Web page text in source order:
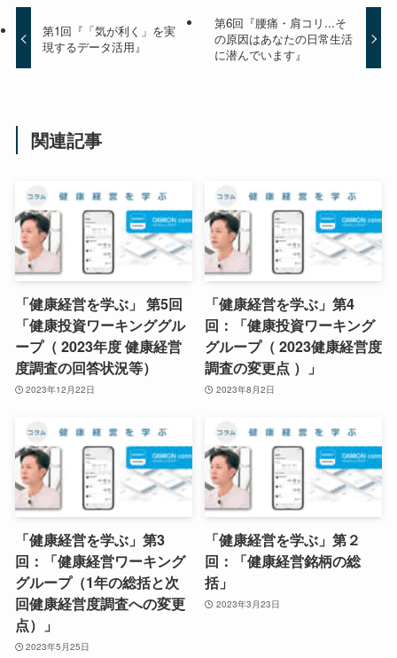
第1回『「気が利く」を実
現するデータ活用』
第6回『腰痛・肩コリ...そ
の原因はあなたの日常生活
に潜んでいます』
関連記事
「健康経営を学ぶ」 第5回
「健康投資ワーキンググル
ープ（ 2023年度 健康経営
度調査の回答状況等）
2023年12月22日
「健康経営を学ぶ」第4
回：「健康投資ワーキング
グループ（ 2023健康経営度
調査の変更点 ）」
2023年8月2日
「健康経営を学ぶ」第3
回：「健康経営ワーキング
グループ（1年の総括と次
回健康経営度調査への変更
点）」
2023年5月25日
「健康経営を学ぶ」第２
回：「健康経営銘柄の総
括」
2023年3月23日